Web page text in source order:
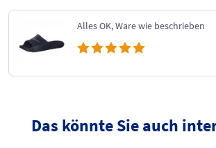
Alles OK, Ware wie beschrieben
Das könnte Sie auch